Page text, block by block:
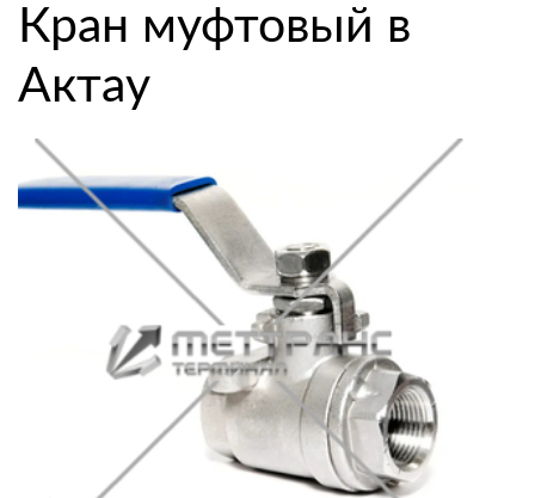
Кран муфтовый в
Актау